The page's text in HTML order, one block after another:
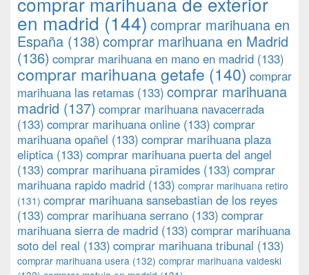
en madrid (144) comprar marihuana en
España (138) comprar marihuana en Madrid
(136) comprar marihuana en mano en madrid (133)
comprar marihuana getafe (140) comprar
marihuana las retamas (133) comprar marihuana
madrid (137) comprar marihuana navacerrada
(133) comprar marihuana online (133) comprar
marihuana opañel (133) comprar marihuana plaza
eliptica (133) comprar marihuana puerta del angel
(133) comprar marihuana pìramides (133) comprar
marihuana rapido madrid (133) comprar marihuana retiro
(131) comprar marihuana sansebastian de los reyes
(133) comprar marihuana serrano (133) comprar
marihuana sierra de madrid (133) comprar marihuana
soto del real (133) comprar marihuana tribunal (133)
comprar marihuana usera (132) comprar marihuana valdeski